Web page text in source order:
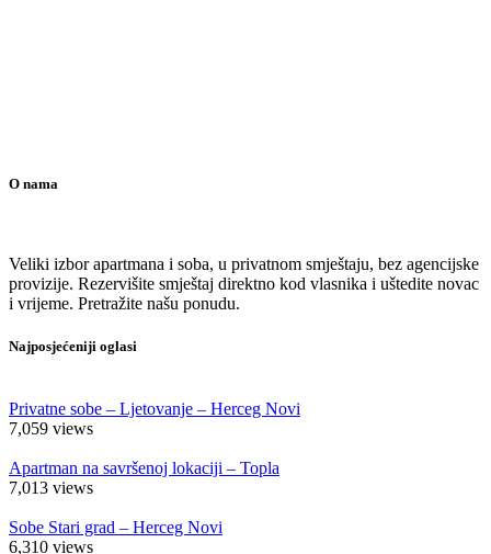
O nama
Veliki izbor apartmana i soba, u privatnom smještaju, bez agencijske
provizije. Rezervišite smještaj direktno kod vlasnika i uštedite novac
i vrijeme. Pretražite našu ponudu.
Najposjećeniji oglasi
Privatne sobe – Ljetovanje – Herceg Novi
7,059 views
Apartman na savršenoj lokaciji – Topla
7,013 views
Sobe Stari grad – Herceg Novi
6,310 views